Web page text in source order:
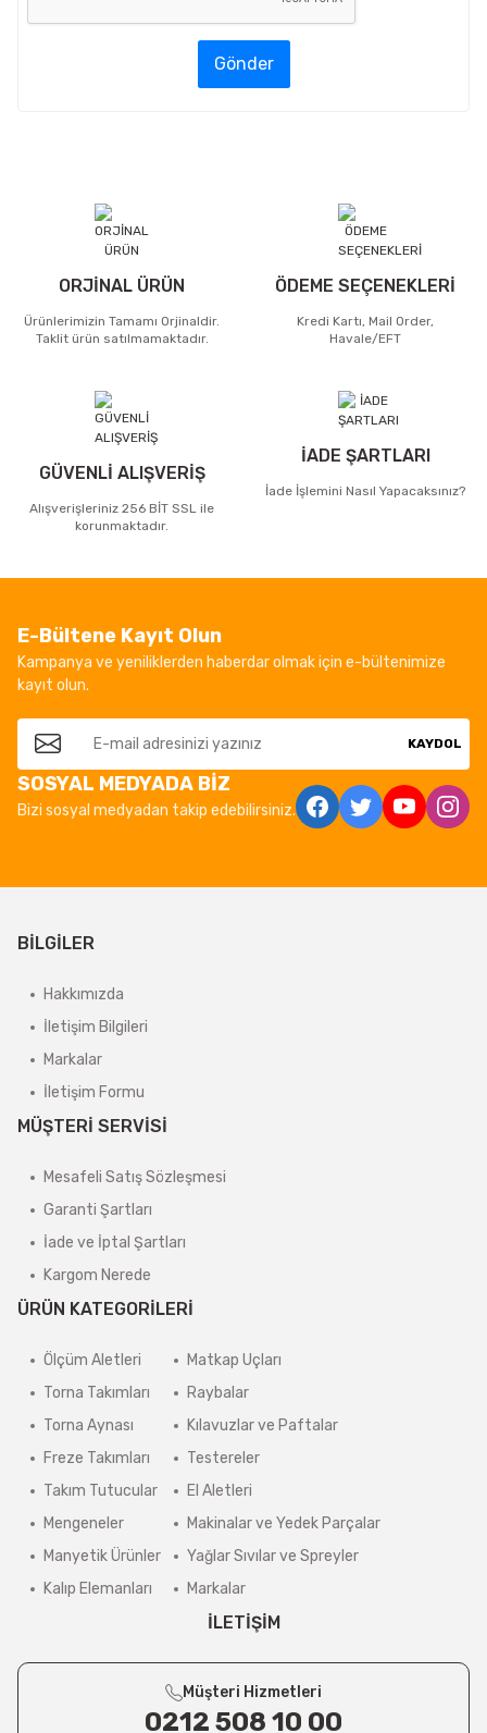
Gönder
ORJİNAL ÜRÜN
Ürünlerimizin Tamamı Orjinaldir.
Taklit ürün satılmamaktadır.
ÖDEME SEÇENEKLERİ
Kredi Kartı, Mail Order,
Havale/EFT
GÜVENLİ ALIŞVERİŞ
Alışverişleriniz 256 BİT SSL ile
korunmaktadır.
İADE ŞARTLARI
İade İşlemini Nasıl Yapacaksınız?
E-Bültene Kayıt Olun
Kampanya ve yeniliklerden haberdar olmak için e-bültenimize
kayıt olun.
KAYDOL
SOSYAL MEDYADA BİZ
Bizi sosyal medyadan takip edebilirsiniz.
BİLGİLER
Hakkımızda
İletişim Bilgileri
Markalar
İletişim Formu
MÜŞTERİ SERVİSİ
Mesafeli Satış Sözleşmesi
Garanti Şartları
İade ve İptal Şartları
Kargom Nerede
ÜRÜN KATEGORİLERİ
Ölçüm Aletleri
Torna Takımları
Torna Aynası
Freze Takımları
Takım Tutucular
Mengeneler
Manyetik Ürünler
Kalıp Elemanları
Matkap Uçları
Raybalar
Kılavuzlar ve Paftalar
Testereler
El Aletleri
Makinalar ve Yedek Parçalar
Yağlar Sıvılar ve Spreyler
Markalar
İLETİŞİM
Müşteri Hizmetleri
0212 508 10 00